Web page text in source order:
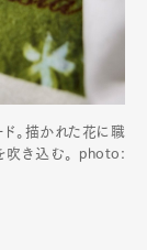
。描かれた花に職
吹き込む。 photo: